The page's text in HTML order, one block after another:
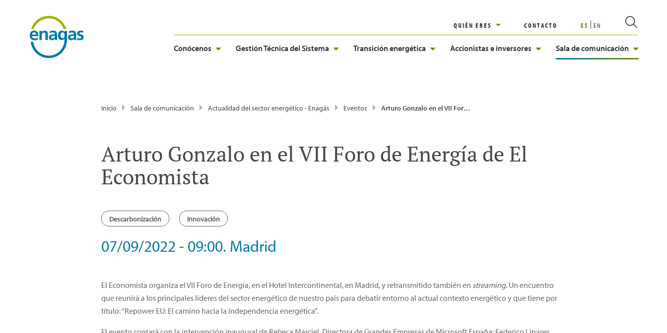
QUIÉN ERES CONTACTO ES EN
Conócenos Gestión Técnica del Sistema Transición energética Accionistas e inversores Sala de comunicación
Inicio Sala de comunicación Actualidad del sector energético - Enagás Eventos Arturo Gonzalo en el VII Foro de Energía de El Economista
Arturo Gonzalo en el VII Foro de Energía de El
Economista
Descarbonización Innovación
07/09/2022 - 09:00. Madrid
El Economista organiza el VII Foro de Energía, en el Hotel Intercontinental, en Madrid, y retransmitido también en streaming. Un encuentro
que reunirá a los principales líderes del sector energético de nuestro país para debatir entorno al actual contexto energético y que tiene por
título: “Repower EU: El camino hacia la independencia energética”.